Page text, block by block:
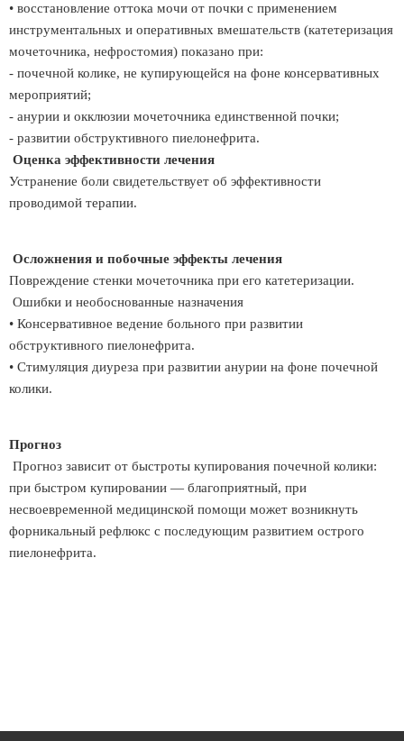
• восстановление оттока мочи от почки с применением
инструментальных и оперативных вмешательств (катетеризация
мочеточника, нефростомия) показано при:
- почечной колике, не купирующейся на фоне консервативных
мероприятий;
- анурии и окклюзии мочеточника единственной почки;
- развитии обструктивного пиелонефрита.
Оценка эффективности лечения
Устранение боли свидетельствует об эффективности
проводимой терапии.
Осложнения и побочные эффекты лечения
Повреждение стенки мочеточника при его катетеризации.
Ошибки и необоснованные назначения
• Консервативное ведение больного при развитии
обструктивного пиелонефрита.
• Стимуляция диуреза при развитии анурии на фоне почечной
колики.
Прогноз
Прогноз зависит от быстроты купирования почечной колики:
при быстром купировании — благоприятный, при
несвоевременной медицинской помощи может возникнуть
форникальный рефлюкс с последующим развитием острого
пиелонефрита.